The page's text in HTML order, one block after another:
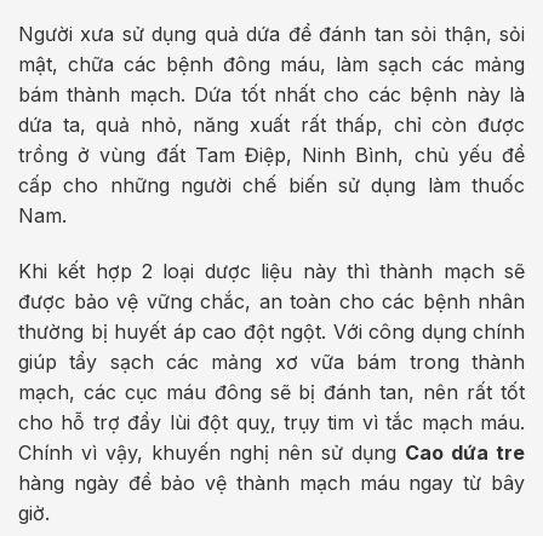
Người xưa sử dụng quả dứa để đánh tan sỏi thận, sỏi
mật, chữa các bệnh đông máu, làm sạch các mảng
bám thành mạch. Dứa tốt nhất cho các bệnh này là
dứa ta, quả nhỏ, năng xuất rất thấp, chỉ còn được
trồng ở vùng đất Tam Điệp, Ninh Bình, chủ yếu để
cấp cho những người chế biến sử dụng làm thuốc
Nam.
Khi kết hợp 2 loại dược liệu này thì thành mạch sẽ
được bảo vệ vững chắc, an toàn cho các bệnh nhân
thường bị huyết áp cao đột ngột. Với công dụng chính
giúp tẩy sạch các mảng xơ vữa bám trong thành
mạch, các cục máu đông sẽ bị đánh tan, nên rất tốt
cho hỗ trợ đẩy lùi đột quỵ, trụy tim vì tắc mạch máu.
Chính vì vậy, khuyến nghị nên sử dụng Cao dứa tre
hàng ngày để bảo vệ thành mạch máu ngay từ bây
giờ.